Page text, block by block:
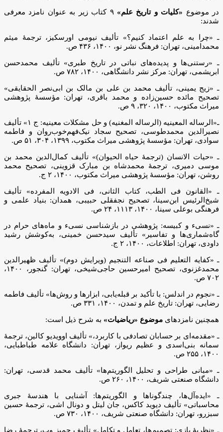
در موضوع «کلیات و تاریخ علم»
۹ کتاب زیر به عنوان نامزد معرفی
شدند:
ـ «چرا به علم اعتماد کنیم؟» تألیف نیومی اورسکیز، ترجمۀ میثم
محمدامینی، تهران: فرهنگ نشر نو، ۱۴۰۰، ۴۳۶ ص.
ـ «رستنی‌ها و پدیده‌های نباتی در تاریخ طبری» تألیف محمدحسن
ابریشمی، تهران: مرکز نشر دانشگاهی، ۱۴۰۰، ۷۸۲ ص.
ـ «زیج یمینی، تألیف محمد بن علی بن مالک بن ابی‌نصر الحقایقی»
تصحیح مائده حسین‌زاده و محمد باقری، تهران: مؤسسۀ پژوهشی
میراث مکتوب، ۱۴۰۰، ۳۲۰، ۹ ص.
ـ«الرساله المعینیه (الرساله المغنیه) و حل مشکلات معینیه: ج ۱» تألیف
نصیرالدین محمدطوسی، تصحیح سجاد نیک‌فهم‌خوب‌روان و فاطمه
سوادی، تهران: مؤسسۀ پژوهشی میراث مکتوب، ۱۳۹۹، ۳۰۴، ۵۱ ص.
ـ «حیات الانسان (ترجمۀ حیاه الحیوان)» تألیف کمال‌الدین محمد بن
موسی دمیری، ترجمۀ محمدشاه بن مبارک قزوینی، تصحیح محمد
روشن، تهران: مؤسسۀ پژوهشی میراث مکتوب، ۱۴۰۰، ۲ ج.
ـ «القانون فی الطب، کتاب الثانی، فی الادویه المفرده» تألیف
شیخ‌الرئیس ابن‌سینا، تصحیح نجفقلی حبیبی، همدان: بنیاد علمی و
فرهنگی بوعلی سینا، ۱۴۰۰، ۱۱۱۳، ۲۴ ص.
ـ «نسیء و کبیسه: پژوهشی در بازشناسی نسیء و ماه‌های حرام در
گاه‌شماری‌ها و تفاسیر» تألیف سیدحسن خمینی، به‌کوشش رشید
داودی، تهران: اطلاعات، ۱۴۰۰، ۲ ج.
ـ «کفایه التعلیم فی صناعه التنجیم (ویرایش دوم)» تألیف ظهیرالدین
محمدغزنوی، تصحیح امیرحسین حاجی‌شیخی، تهران: گنجور، ۱۴۰۰،
۷۰۲ ص.
ـ «نجوم در اندلس: با تأکید بر قبله‌یابی، ابزارها و روش‌ها» تألیف فاطمه
رضایی، تهران: تاریخ علم و تمدن، ۱۴۰۰، ۳۳۱ ص.
همچنین نامزدهای موضوع «ریاضیات» به شرح ذیل است:
ـ «مقدمه‌ای بر حسابان تصادفی با کاربرد،» تألیف اوویدیو کالین، ترجمۀ
سمانه بنی‌اسدی و عظیم ریواز، تهران: دانشگاه علامه طباطبایی،
۱۴۰۰، ۲۵۵ ص.
ـ «مبانی طراحی و تحلیل الگوریتم‌ها» تألیف محمد قدسی، تهران:
دانشگاه صنعتی شریف، ۱۴۰۰، ۲۶۰ ص.
ـ «ایده‌آل‌ها، چندگوناها و الگوریتم‌ها: آشنایی با هندسۀ جبری
محاسباتی» تألیف دیوید کاکس، جان لیتل و دونال اشی، ترجمۀ حسین
سبزرو، تهران: دانشگاه صنعتی شریف، ۱۴۰۰، ۷۳۰ ص.
ـ «نظریۀ بازی: تصمیم‌ها، تعامل و تکامل» تألیف جمیز وب، ترجمۀ رضا